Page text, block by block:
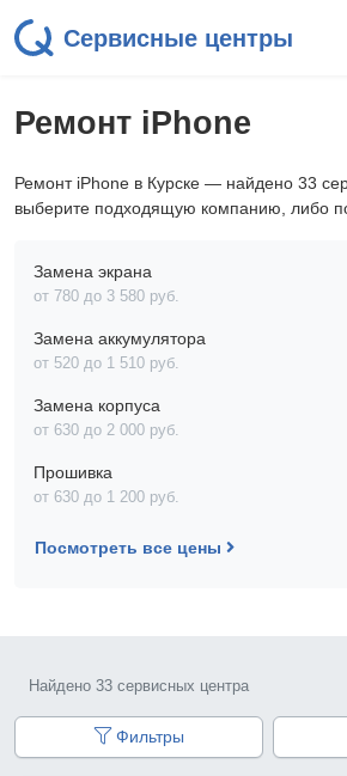
Сервисные центры
Ремонт iPhone
Ремонт iPhone в Курске — найдено 33
выберите подходящую компанию, либо
Замена экрана
от 780 до 3 580 pyб.
Замена аккумулятора
от 520 до 1 510 pyб.
Замена корпуса
от 630 до 2 000 pyб.
Прошивка
от 630 до 1 200 pyб.
Посмотреть все цены
Найдено 33 сервисных центра
Фильтры